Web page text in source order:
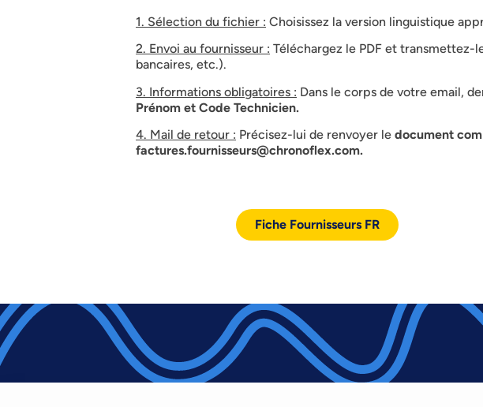
1. Sélection du fichier : Choisissez la version linguistique
2. Envoi au fournisseur : Téléchargez le PDF et transmettez-
bancaires, etc.).
3. Informations obligatoires : Dans le corps de votre email,
Prénom et Code Technicien.
4. Mail de retour : Précisez-lui de renvoyer le document
factures.fournisseurs@chronoflex.com.
Fiche Fournisseurs FR